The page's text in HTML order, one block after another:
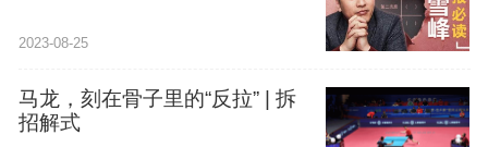
2023-08-25
马龙，刻在骨子里的“反拉” | 拆
招解式